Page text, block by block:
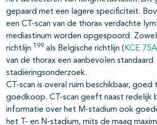
gepaard met een lagere specificiteit.
een CT-scan van de thorax verdachte
mediastinum worden opgespoord.
richtlijn 199 als Belgische richtlijn ( KCE
van de thorax een aanbevolen standaard
stadiëringsonderzoek.
CT-scan is overal ruim beschikbaar, goed
goedkoop. CT-scan geeft naast redelijk
informatie over het M-stadium ook
het T- en N-stadium, mits de maag